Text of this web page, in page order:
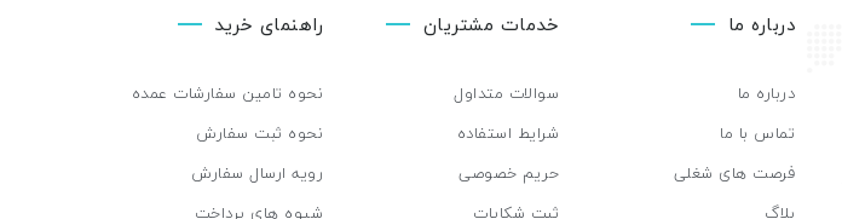
درباره ما
درباره ما
تماس با ما
فرصت های شغلی
بلاگ
خدمات مشتریان
سوالات متداول
شرایط استفاده
حریم خصوصی
ثبت شکایات
راهنمای خرید
نحوه تامین سفارشات عمده
نحوه ثبت سفارش
رویه ارسال سفارش
شیوه های پرداخت